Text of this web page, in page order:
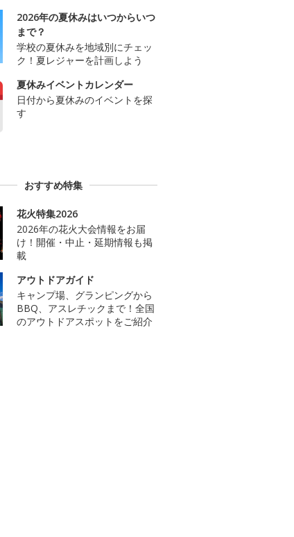
2026年の夏休みはいつからいつ
まで？
学校の夏休みを地域別にチェッ
ク！夏レジャーを計画しよう
夏休みイベントカレンダー
日付から夏休みのイベントを探
す
おすすめ特集
花火特集2026
2026年の花火大会情報をお届
け！開催・中止・延期情報も掲
載
アウトドアガイド
キャンプ場、グランピングから
BBQ、アスレチックまで！全国
のアウトドアスポットをご紹介